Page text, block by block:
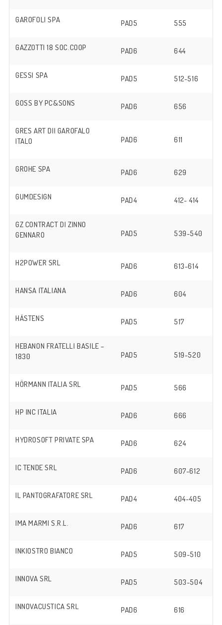
GAROFOLI SPA PAD5 555
GAZZOTTI 18 SOC.COOP PAD6 644
GESSI SPA PAD5 512-516
GOSS BY PC&SONS PAD6 656
GRES ART DII GAROFALO
ITALO
PAD6 611
GROHE SPA PAD6 629
GUMDESIGN PAD4 412- 414
GZ CONTRACT DI ZINNO
GENNARO
PAD5 539-540
H2POWER SRL PAD6 613-614
HANSA ITALIANA PAD6 604
HÄSTENS PAD5 517
HEBANON FRATELLI BASILE –
1830
PAD5 519-520
HÖRMANN ITALIA SRL PAD5 566
HP INC ITALIA PAD6 666
HYDROSOFT PRIVATE SPA PAD6 624
IC TENDE SRL PAD6 607-612
IL PANTOGRAFATORE SRL PAD4 404-405
IMA MARMI S.R.L. PAD6 617
INKIOSTRO BIANCO PAD5 509-510
INNOVA SRL PAD5 503-504
INNOVACUSTICA SRL PAD6 616